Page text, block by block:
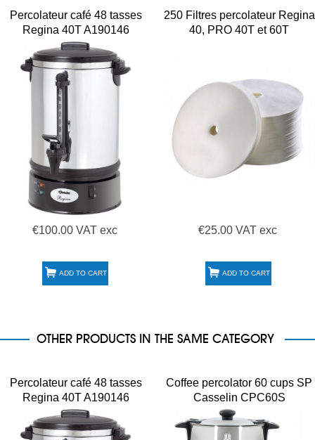
Percolateur café 48 tasses
Regina 40T A190146
€100.00 VAT exc
ADD TO CART
250 Filtres percolateur Regina
40, PRO 40T et 60T
€25.00 VAT exc
ADD TO CART
OTHER PRODUCTS IN THE SAME CATEGORY
Percolateur café 48 tasses
Regina 40T A190146
Coffee percolator 60 cups SP
Casselin CPC60S